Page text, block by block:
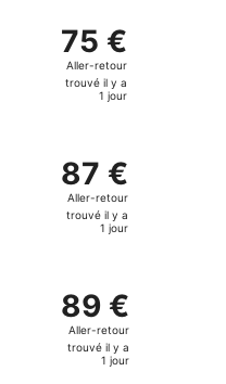
a
1
jour
75 €
Aller-
retour,
trouvé
a
1
jour
75 €
Aller-retour
trouvé il y a
1 jour
87 €
Aller-
retour,
trouvé
a
1
jour
87 €
Aller-retour
trouvé il y a
1 jour
89 €
Aller-
retour,
trouvé
89 €
Aller-retour
trouvé il y a
1 jour